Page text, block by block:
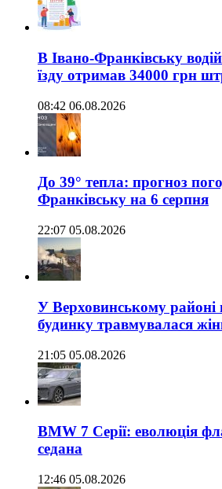
В Івано-Франківську
їзду отримав 34000 грн
08:42 06.08.2026
До 39° тепла: прогноз
Франківську на 6 серпня
22:07 05.08.2026
У Верховинському районі
будинку травмувалася
21:05 05.08.2026
BMW 7 Серії: еволюція
седана
12:46 05.08.2026